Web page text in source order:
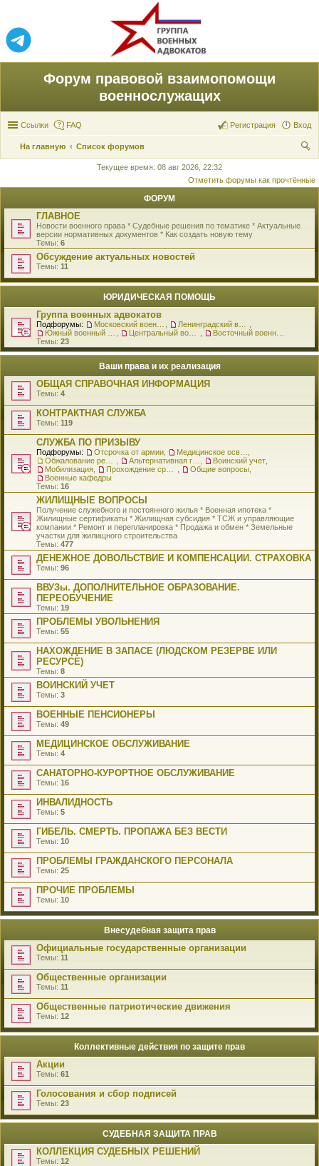
Форум правовой взаимопомощи
военнослужащих
Ссылки FAQ Вход
Регистрация
На главную
Список форумов
ск
Текущее время: 08 авг 2026, 22:32
Отметить форумы как прочтённые
ФОРУМ
ГЛАВНОЕ
Новости военного права * Судебные решения по тематике * Актуальные
версии нормативных документов * Как создать новую тему
Темы: 6
Обсуждение актуальных новостей
Темы: 11
ЮРИДИЧЕСКАЯ ПОМОЩЬ
Группа военных адвокатов
Подфорумы:
Темы: 23
Ваши права и их реализация
ОБЩАЯ СПРАВОЧНАЯ ИНФОРМАЦИЯ
Темы: 4
КОНТРАКТНАЯ СЛУЖБА
Темы: 119
СЛУЖБА ПО ПРИЗЫВУ
Подфорумы: Отсрочка от армии
Воинский учет
Мобилизация
Общие вопросы
Военные кафедры
Темы: 16
ЖИЛИЩНЫЕ ВОПРОСЫ
Получение служебного и постоянного жилья * Военная ипотека *
Жилищные сертификаты * Жилищная субсидия * ТСЖ и управляющие
компании * Ремонт и перепланировка * Продажа и обмен * Земельные
участки для жилищного строительства
Темы: 477
ДЕНЕЖНОЕ ДОВОЛЬСТВИЕ И КОМПЕНСАЦИИ. СТРАХОВКА
Темы: 96
ВВУЗы. ДОПОЛНИТЕЛЬНОЕ ОБРАЗОВАНИЕ.
ПЕРЕОБУЧЕНИЕ
Темы: 19
ПРОБЛЕМЫ УВОЛЬНЕНИЯ
Темы: 55
НАХОЖДЕНИЕ В ЗАПАСЕ (ЛЮДСКОМ РЕЗЕРВЕ ИЛИ
РЕСУРСЕ)
Темы: 8
ВОИНСКИЙ УЧЕТ
Темы: 3
ВОЕННЫЕ ПЕНСИОНЕРЫ
Темы: 49
МЕДИЦИНСКОЕ ОБСЛУЖИВАНИЕ
Темы: 4
САНАТОРНО-КУРОРТНОЕ ОБСЛУЖИВАНИЕ
Темы: 16
ИНВАЛИДНОСТЬ
Темы: 5
ГИБЕЛЬ. СМЕРТЬ. ПРОПАЖА БЕЗ ВЕСТИ
Темы: 10
ПРОБЛЕМЫ ГРАЖДАНСКОГО ПЕРСОНАЛА
Темы: 25
ПРОЧИЕ ПРОБЛЕМЫ
Темы: 10
Внесудебная защита прав
Официальные государственные организации
Темы: 11
Общественные организации
Темы: 11
Общественные патриотические движения
Темы: 12
Коллективные действия по защите прав
Акции
Темы: 61
Голосования и сбор подписей
Темы: 23
СУДЕБНАЯ ЗАЩИТА ПРАВ
КОЛЛЕКЦИЯ СУДЕБНЫХ РЕШЕНИЙ
Темы: 12